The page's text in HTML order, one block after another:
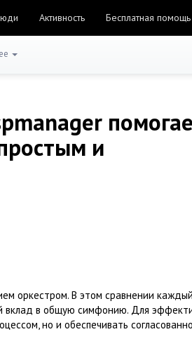
Активность Бесплатная помощь
и
оркестром. В этом сравнении
вклад в общую симфонию. Для
но и обеспечивать